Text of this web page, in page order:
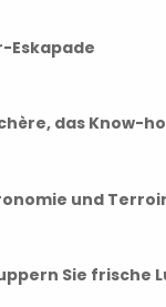
Eskapade
das Know-
und
Sie frische